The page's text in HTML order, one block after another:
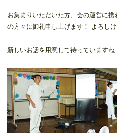
お集まりいただいた方、会の運営に
の方々に御礼申し上げます！ よろし
新しいお話を用意して待っていますね